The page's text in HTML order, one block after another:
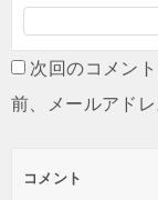
次回のコメン
前、メールアド
コメント